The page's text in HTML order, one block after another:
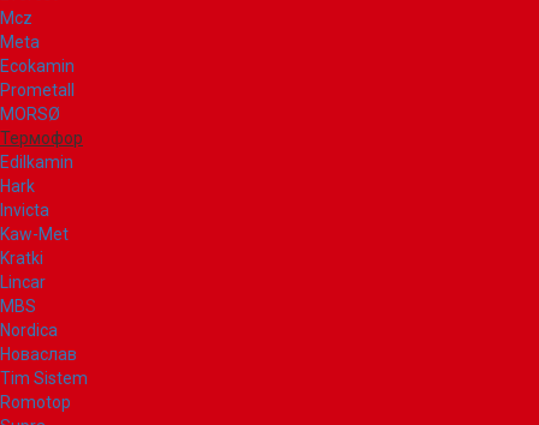
Mcz
Meta
Ecokamin
Prometall
MORSØ
Термофор
Edilkamin
Hark
Invicta
Kaw-Met
Kratki
Lincar
MBS
Nordica
Новаслав
Tim Sistem
Romotop